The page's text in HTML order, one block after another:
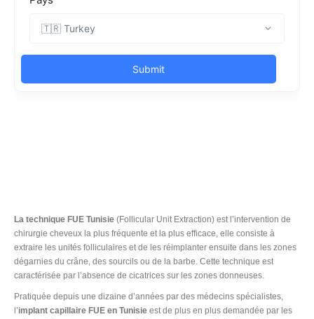
La technique FUE Tunisie (Follicular Unit Extraction) est l’intervention de
chirurgie cheveux la plus fréquente et la plus efficace, elle consiste à
extraire les unités folliculaires et de les réimplanter ensuite dans les zones
dégarnies du crâne, des sourcils ou de la barbe. Cette technique est
caractérisée par l’absence de cicatrices sur les zones donneuses.
Pratiquée depuis une dizaine d’années par des médecins spécialistes,
l’implant capillaire FUE en Tunisie est de plus en plus demandée par les